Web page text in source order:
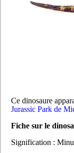
Ce dinosaure
Jurassic Park de
Fiche sur le
Signification :